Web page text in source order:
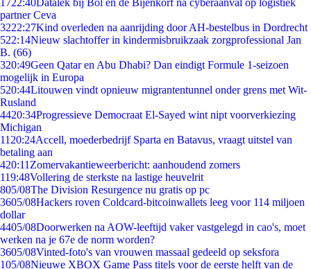
1722:40Datalek bij Bol en de Bijenkorf na cyberaanval op logistiek
partner Ceva
3222:27Kind overleden na aanrijding door AH-bestelbus in Dordrecht
522:14Nieuw slachtoffer in kindermisbruikzaak zorgprofessional Jan
B. (66)
320:49Geen Qatar en Abu Dhabi? Dan eindigt Formule 1-seizoen
mogelijk in Europa
520:44Litouwen vindt opnieuw migrantentunnel onder grens met Wit-
Rusland
4420:34Progressieve Democraat El-Sayed wint nipt voorverkiezing
Michigan
11 20:24Accell, moederbedrijf Sparta en Batavus, vraagt uitstel van
betaling aan
420:11 Zomervakantieweerbericht: aanhoudend zomers
119:48Vollering de sterkste na lastige heuvelrit
805/08The Division Resurgence nu gratis op pc
3605/08Hackers roven Coldcard-bitcoinwallets leeg voor 114 miljoen
dollar
4405/08Doorwerken na AOW-leeftijd vaker vastgelegd in cao's, moet
werken na je 67e de norm worden?
3605/08Vinted-foto's van vrouwen massaal gedeeld op seksfora
105/08Nieuwe XBOX Game Pass titels voor de eerste helft van de